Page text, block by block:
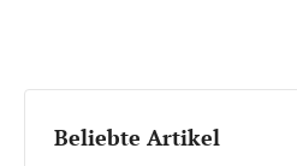
Beliebte Artikel